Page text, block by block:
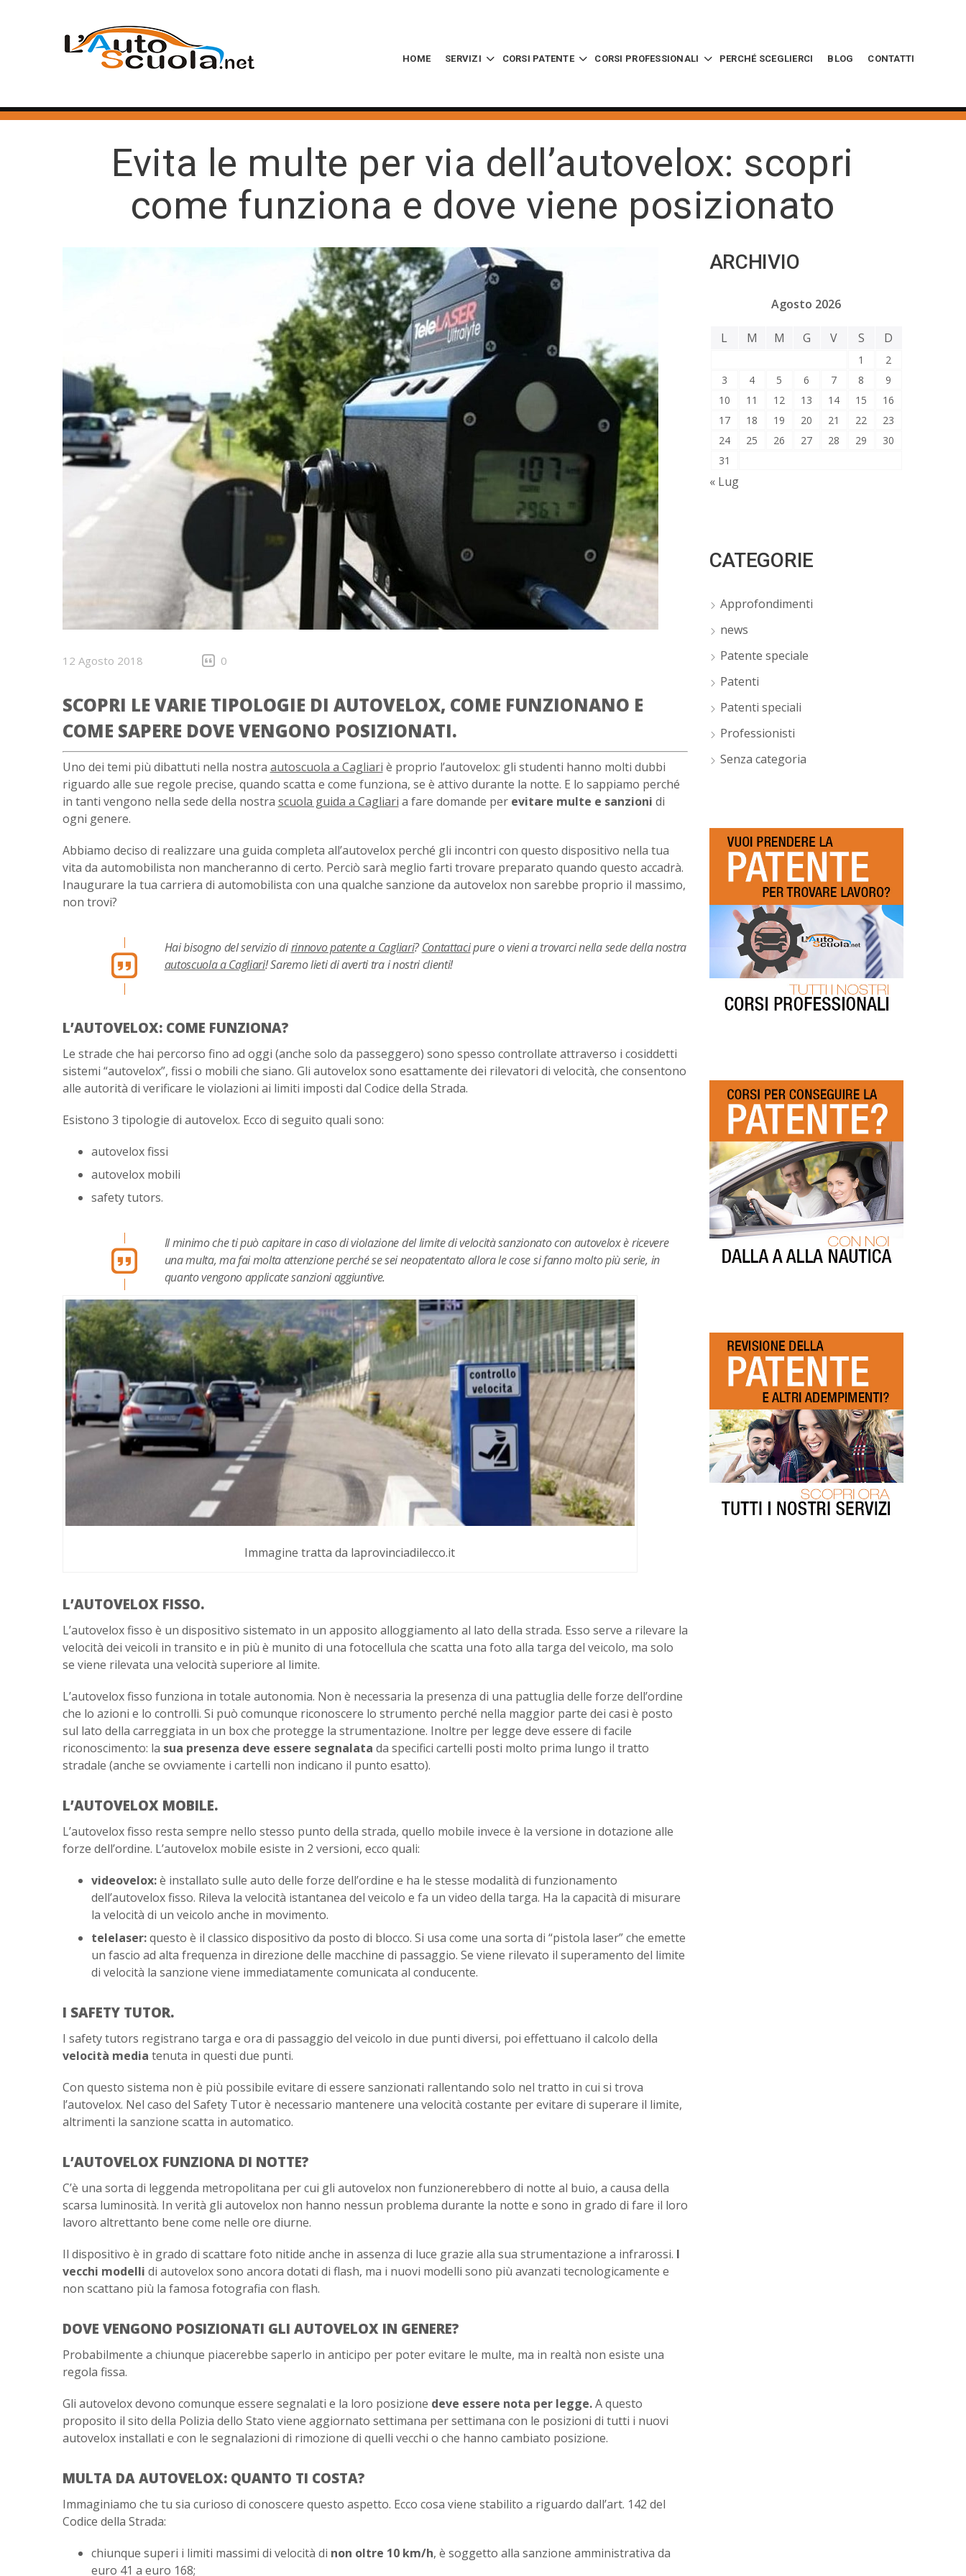
HOME SERVIZI CORSI PATENTE CORSI PROFESSIONALI PERCHÉ SCEGLIERCI BLOG CONTATTI
Evita le multe per via dell’autovelox: scopri
come funziona e dove viene posizionato
12 Agosto 2018 0
SCOPRI LE VARIE TIPOLOGIE DI AUTOVELOX, COME FUNZIONANO E
COME SAPERE DOVE VENGONO POSIZIONATI.
Uno dei temi più dibattuti nella nostra autoscuola a Cagliari è proprio l’autovelox: gli studenti hanno molti dubbi
riguardo alle sue regole precise, quando scatta e come funziona, se è attivo durante la notte. E lo sappiamo perché
in tanti vengono nella sede della nostra scuola guida a Cagliari a fare domande per evitare multe e sanzioni di
ogni genere.
Abbiamo deciso di realizzare una guida completa all’autovelox perché gli incontri con questo dispositivo nella tua
vita da automobilista non mancheranno di certo. Perciò sarà meglio farti trovare preparato quando questo accadrà.
Inaugurare la tua carriera di automobilista con una qualche sanzione da autovelox non sarebbe proprio il massimo,
non trovi?
Hai bisogno del servizio dirinnovo patente a Cagliari?Contattacipure o vieni a trovarci nella sede della nostra
autoscuola a Cagliari! Saremo lieti di averti tra i nostri clienti!
L’AUTOVELOX: COME FUNZIONA?
Le strade che hai percorso fino ad oggi (anche solo da passeggero) sono spesso controllate attraverso i cosiddetti
sistemi “autovelox”, fissi o mobili che siano. Gli autovelox sono esattamente dei rilevatori di velocità, che consentono
alle autorità di verificare le violazioni ai limiti imposti dal Codice della Strada.
Esistono 3 tipologie di autovelox. Ecco di seguito quali sono:
autovelox fissi
autovelox mobili
safety tutors.
Il minimo che ti può capitare in caso di violazione del limite di velocità sanzionato con autovelox è ricevere
una multa, ma fai molta attenzione perché se sei neopatentato allora le cose si fanno molto più serie, in
quanto vengono applicate sanzioni aggiuntive.
Immagine tratta da laprovinciadilecco.it
L’AUTOVELOX FISSO.
L’autovelox fisso è un dispositivo sistemato in un apposito alloggiamento al lato della strada. Esso serve a rilevare la
velocità dei veicoli in transito e in più è munito di una fotocellula che scatta una foto alla targa del veicolo, ma solo
se viene rilevata una velocità superiore al limite.
L’autovelox fisso funziona in totale autonomia. Non è necessaria la presenza di una pattuglia delle forze dell’ordine
che lo azioni e lo controlli. Si può comunque riconoscere lo strumento perché nella maggior parte dei casi è posto
sul lato della carreggiata in un box che protegge la strumentazione. Inoltre per legge deve essere di facile
riconoscimento: la sua presenza deve essere segnalata da specifici cartelli posti molto prima lungo il tratto
stradale (anche se ovviamente i cartelli non indicano il punto esatto).
L’AUTOVELOX MOBILE.
L’autovelox fisso resta sempre nello stesso punto della strada, quello mobile invece è la versione in dotazione alle
forze dell’ordine. L’autovelox mobile esiste in 2 versioni, ecco quali:
videovelox:è installato sulle auto delle forze dell’ordine e ha le stesse modalità di funzionamento
dell’autovelox fisso. Rileva la velocità istantanea del veicolo e fa un video della targa. Ha la capacità di misurare
la velocità di un veicolo anche in movimento.
telelaser:questo è il classico dispositivo da posto di blocco. Si usa come una sorta di “pistola laser” che emette
un fascio ad alta frequenza in direzione delle macchine di passaggio. Se viene rilevato il superamento del limite
di velocità la sanzione viene immediatamente comunicata al conducente.
I SAFETY TUTOR.
I safety tutors registrano targa e ora di passaggio del veicolo in due punti diversi, poi effettuano il calcolo della
velocità media tenuta in questi due punti.
Con questo sistema non è più possibile evitare di essere sanzionati rallentando solo nel tratto in cui si trova
l’autovelox. Nel caso del Safety Tutor è necessario mantenere una velocità costante per evitare di superare il limite,
altrimenti la sanzione scatta in automatico.
L’AUTOVELOX FUNZIONA DI NOTTE?
C’è una sorta di leggenda metropolitana per cui gli autovelox non funzionerebbero di notte al buio, a causa della
scarsa luminosità. In verità gli autovelox non hanno nessun problema durante la notte e sono in grado di fare il loro
lavoro altrettanto bene come nelle ore diurne.
Il dispositivo è in grado di scattare foto nitide anche in assenza di luce grazie alla sua strumentazione a infrarossi. I
vecchi modelli di autovelox sono ancora dotati di flash, ma i nuovi modelli sono più avanzati tecnologicamente e
non scattano più la famosa fotografia con flash.
DOVE VENGONO POSIZIONATI GLI AUTOVELOX IN GENERE?
Probabilmente a chiunque piacerebbe saperlo in anticipo per poter evitare le multe, ma in realtà non esiste una
regola fissa.
Gli autovelox devono comunque essere segnalati e la loro posizione deve essere nota per legge.A questo
proposito il sito della Polizia dello Stato viene aggiornato settimana per settimana con le posizioni di tutti i nuovi
autovelox installati e con le segnalazioni di rimozione di quelli vecchi o che hanno cambiato posizione.
MULTA DA AUTOVELOX: QUANTO TI COSTA?
Immaginiamo che tu sia curioso di conoscere questo aspetto. Ecco cosa viene stabilito a riguardo dall’art. 142 del
Codice della Strada:
chiunque superi i limiti massimi di velocità di non oltre 10 km/h, è soggetto alla sanzione amministrativa da
euro 41 a euro 168;
ARCHIVIO
Agosto 2026
L M M G V S D
1
2
3
4 5 6 7 8
9
10
11 12 13 14 15
16
17
18 19 20 21 22
23
24
25 26 27 28 29
30
31
« Lug
CATEGORIE
Approfondimenti
news
Patente speciale
Patenti
Patenti speciali
Professionisti
Senza categoria